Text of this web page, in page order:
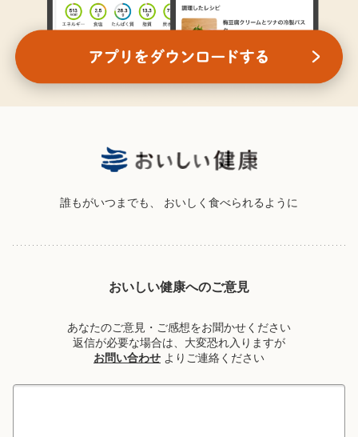
誰もがいつまでも、 おいしく食べられるように
おいしい健康へのご意見
あなたのご意見・ご感想をお聞かせください
返信が必要な場合は、大変恐れ入りますが
お問い合わせ よりご連絡ください